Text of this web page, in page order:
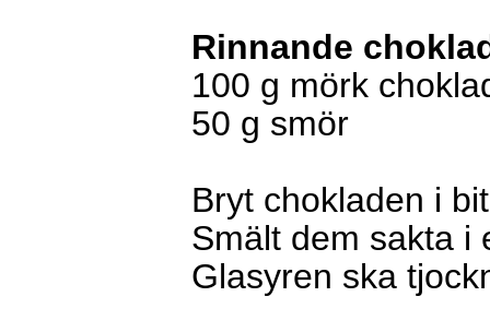
Rinnande
100 g mörk
50 g smör
Bryt chokladen i
Smält dem sakta i
Glasyren ska